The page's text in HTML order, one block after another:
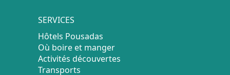
SERVICES
Hôtels Pousadas
Où boire et manger
Activités découvertes
Transports